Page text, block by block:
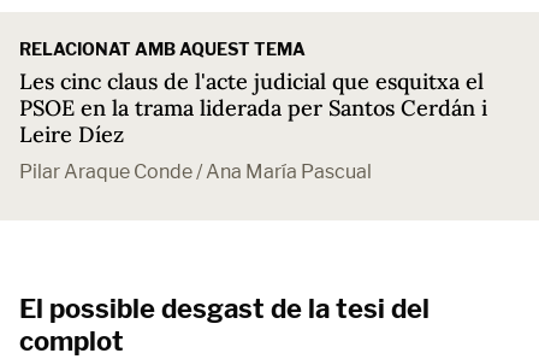
RELACIONAT AMB AQUEST TEMA
Les cinc claus de l'acte judicial que esquitxa el
PSOE en la trama liderada per Santos Cerdán i
Leire Díez
Pilar Araque Conde / Ana María Pascual
El possible desgast de la tesi del
complot